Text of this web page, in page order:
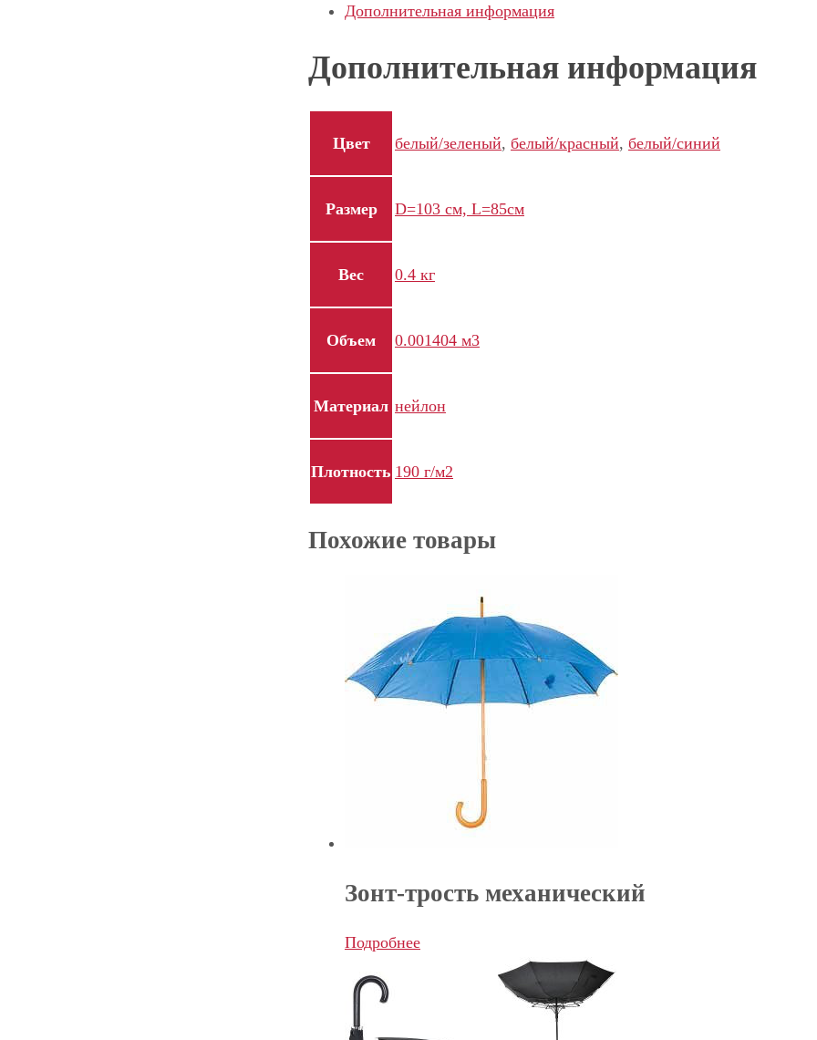
Дополнительная информация
Дополнительная информация
Цвет белый/зеленый, белый/красный, белый/синий
Размер D=103 cм, L=85см
Вес 0.4 кг
Объем 0.001404 м3
Материал нейлон
Плотность 190 г/м2
Похожие товары
Зонт-трость механический
Подробнее